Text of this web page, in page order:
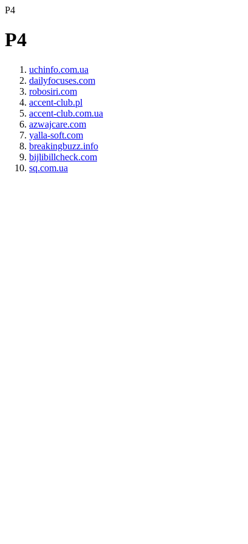
P4
P4
uchinfo.com.ua
dailyfocuses.com
robosiri.com
accent-club.pl
accent-club.com.ua
azwajcare.com
yalla-soft.com
breakingbuzz.info
bijlibillcheck.com
sq.com.ua